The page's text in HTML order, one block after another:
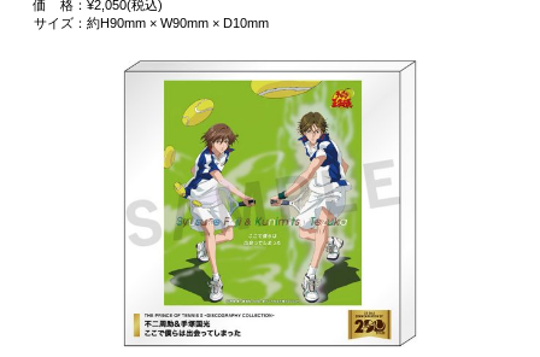
価 格：¥2,050(税込)
サイズ：約H90mm × W90mm × D10mm